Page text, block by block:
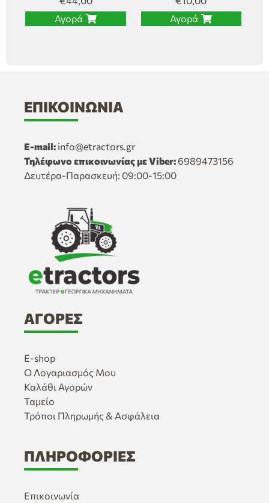
Αγορά
Αγορά
ΕΠΙΚΟΙΝΩΝΊΑ
E-mail: info@etractors.gr
Τηλέφωνο επικοινωνίας με Viber: 6989473156
Δευτέρα-Παρασκευή: 09:00-15:00
ΑΓΟΡΈΣ
E-shop
Ο Λογαριασμός Μου
Καλάθι Αγορών
Ταμείο
Τρόποι Πληρωμής & Ασφάλεια
ΠΛΗΡΟΦΟΡΊΕΣ
Επικοινωνία